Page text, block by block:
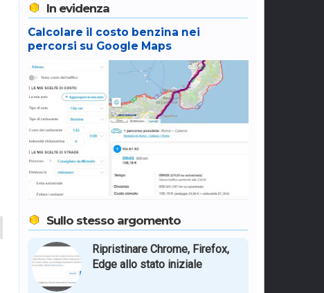
In evidenza
Calcolare il costo benzina nei
percorsi su Google Maps
Sullo stesso argomento
Ripristinare Chrome, Firefox,
Edge allo stato iniziale